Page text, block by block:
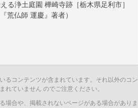
る浄土庭園 樺崎寺跡［栃木県足利市］
荒仏師 運慶』著者）
るコンテンツが含まれています。それ以外のコン
れていません のでご注意ください。
場合や、掲載されないページがある場合がありま